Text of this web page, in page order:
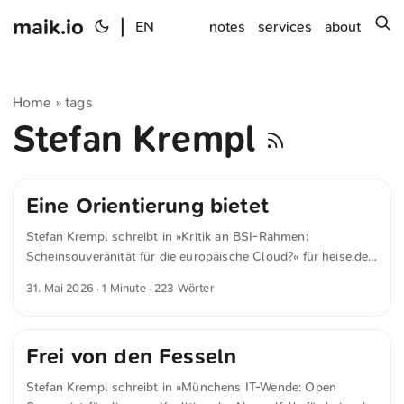
maik.io EN notes services about
Home »tags
Stefan Krempl
Eine Orientierung bietet
Stefan Krempl schreibt in »Kritik an BSI-Rahmen:
Scheinsouveränität für die europäische Cloud?« für heise.de
Schlupflöcher im C3A-Katalog aus. So sehe das Framework
wichtigeren Subunternehmern weiche das BSI diese Linie
Hauptniederlassung in Deutschland oder der EU verlangt. ...
31. Mai 2026 · 1 Minute · 223 Wörter
Frei von den Fesseln
Stefan Krempl schreibt in »Münchens IT-Wende: Open